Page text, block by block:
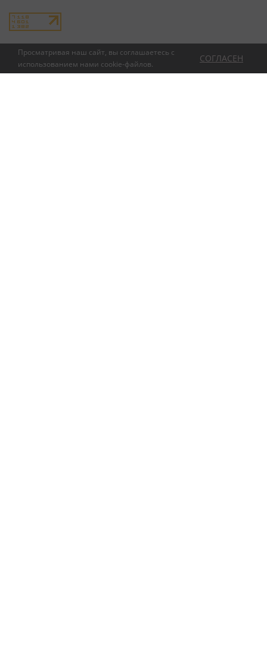
Просматривая наш сайт, вы соглашаетесь с
использованием нами cookie-файлов.
СОГЛАСЕН